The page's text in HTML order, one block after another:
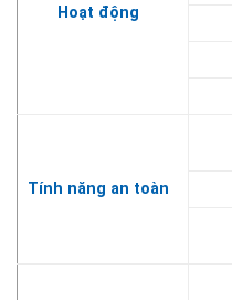
Hoạt động
Tính năng an toàn